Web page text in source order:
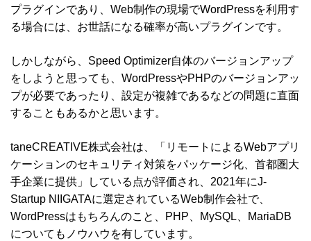
プラグインであり、Web制作の現場でWordPressを利用す
る場合には、お世話になる確率が高いプラグインです。
しかしながら、Speed Optimizer自体のバージョンアップ
をしようと思っても、WordPressやPHPのバージョンアッ
プが必要であったり、設定が複雑であるなどの問題に直面
することもあるかと思います。
taneCREATIVE株式会社は、「リモートによるWebアプリ
ケーションのセキュリティ対策をパッケージ化、首都圏大
手企業に提供」している点が評価され、2021年にJ-
Startup NIIGATAに選定されているWeb制作会社で、
WordPressはもちろんのこと、PHP、MySQL、MariaDB
についてもノウハウを有しています。